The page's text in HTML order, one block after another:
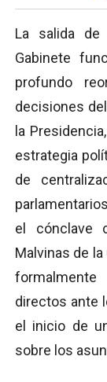
La salida
Gabinete
profundo
decisiones
la
estrategia
de
el cónclave
Malvinas de
directos ante
el inicio de
sobre los